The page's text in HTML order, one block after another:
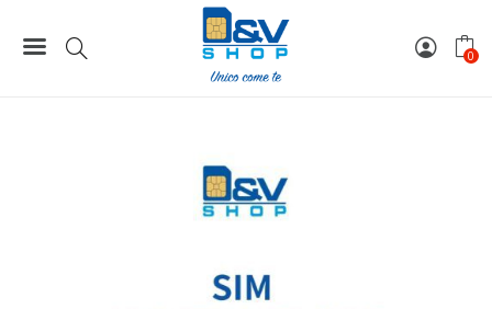
0
SIM Kena Mobile Numero Facile 350X711177 Da Attivare